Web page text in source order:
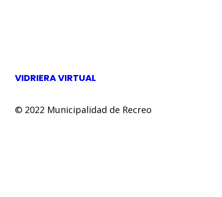
VIDRIERA VIRTUAL
© 2022 Municipalidad de Recreo